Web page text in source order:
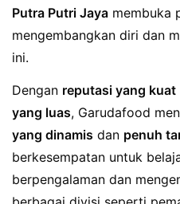
Putra Putri Jaya membuka
mengembangkan diri dan
ini.
Dengan reputasi yang kuat
yang luas, Garudafood
yang dinamis dan penuh
berkesempatan untuk
berpengalaman dan